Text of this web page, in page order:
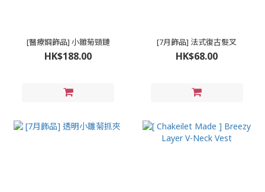
[醫療鋼飾品] 小雛菊頸鏈
HK$188.00
[7月飾品] 法式復古髮叉
HK$68.00